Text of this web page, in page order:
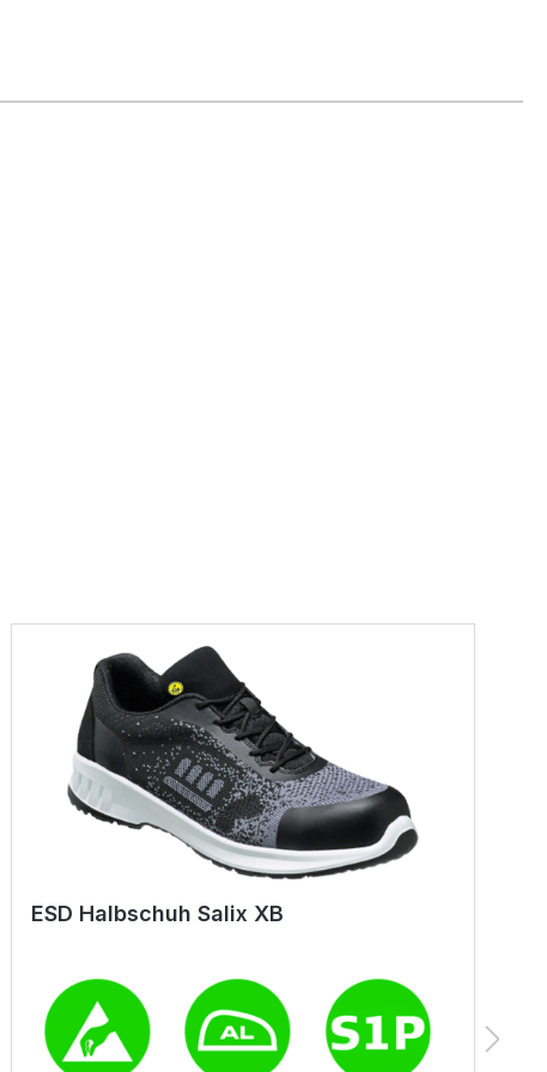
ESD Halbschuh Salix XB